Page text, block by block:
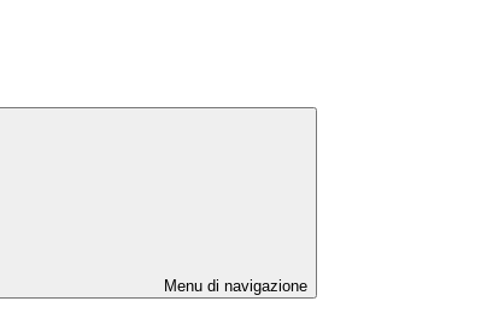
Menu di navigazione